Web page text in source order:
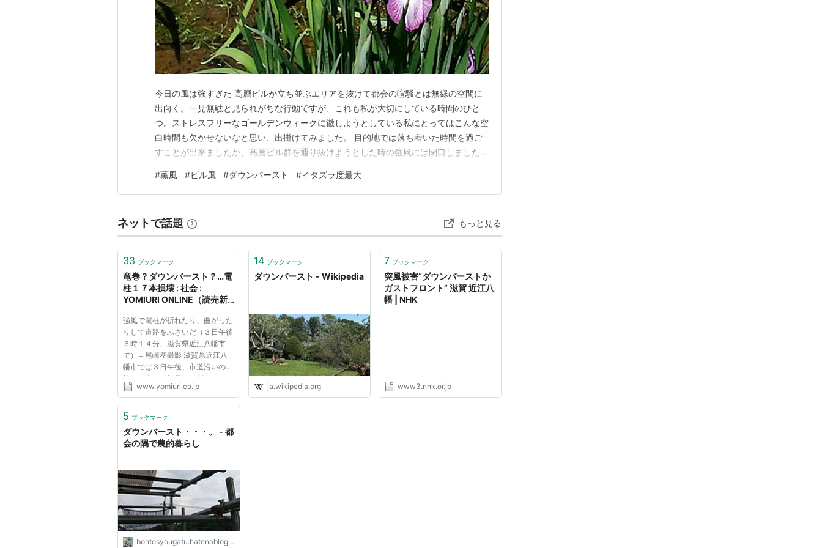
今日の風は強すぎた 高層ビルが立ち並ぶエリアを抜けて都会の喧騒とは無縁の空間に
出向く。一見無駄と見られがちな行動ですが、これも私が大切にしている時間のひと
つ。ストレスフリーなゴールデンウィークに徹しようとしている私にとってはこんな空
白時間も欠かせないなと思い、出掛けてみました。 目的地では落ち着いた時間を過ご
すことが出来ましたが、高層ビル群を通り抜けようとした時の強風には閉口しました。
と吹き荒れる風に吹き飛ばされたり、足を取られたりしないよう歩くだけで精いっぱ
い。けっして若いとは言えない我が身にとってはハイレベルな…
#薫風 #ビル風 #ダウンバースト #イタズラ度最大
ネットで話題 もっと見る
33 ブックマーク
竜巻？ダウンバースト？…電
柱１７本損壊 : 社会 :
YOMIURI ONLINE（読売新
強風で電柱が折れたり、曲がった
りして道路をふさいだ（３日午後
６時１４分、滋賀県近江八幡市
で）＝尾崎孝撮影 滋賀県近江八
幡市では３日午後、市道沿いの電
柱１７本が、根元から倒れたり、
くの字に折れ曲がったりした。
一時停電した。 県警には住民か
い...
www.yomiuri.co.jp
14 ブックマーク
ダウンバースト - Wikipedia
ja.wikipedia.org
7 ブックマーク
突風被害“ダウンバーストか
ガストフロント” 滋賀 近江八
幡 | NHK
www3.nhk.or.jp
5 ブックマーク
ダウンバースト・・・。 - 都
会の隅で農的暮らし
bontosyougatu.hatenablog.com